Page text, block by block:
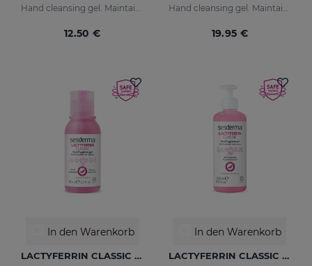
Hand cleansing gel. Maintains the skin's natural barrier
12.50 €
Hand cleansing gel. Maintains the skin's natural barrier
19.95 €
In den Warenkorb
LACTYFERRIN CLASSIC Hand Hygiene Gel 80ml
In den Warenkorb
LACTYFERRIN CLASSIC Hand Hygiene Gel 250ml